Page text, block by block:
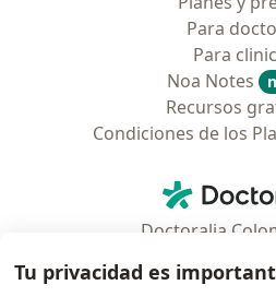
Para
Para
Noa Notes
Recursos
Condiciones de los
Doctoralia
Municipio: Bogotá
Tu privacidad es